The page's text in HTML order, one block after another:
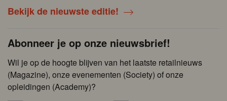
Bekijk de nieuwste editie!
Abonneer je op onze nieuwsbrief!
Wil je op de hoogte blijven van het laatste retailnieuws
(Magazine), onze evenementen (Society) of onze
opleidingen (Academy)?